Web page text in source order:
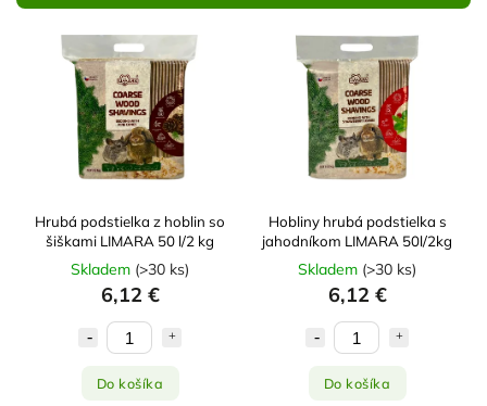
Najdrahšie
Najpredávanejšie
Abecedne
Hrubá podstielka z hoblin so
šiškami LIMARA 50 l/2 kg
Skladem (>30 ks)
6,12 €
Do košíka
Hobliny hrubá podstielka s
jahodníkom LIMARA 50l/2kg
Skladem (>30 ks)
6,12 €
Do košíka